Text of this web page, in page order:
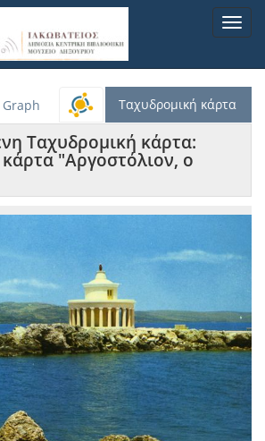
Graph Ταχυδρομική κάρτα
Ταχυδρομική κάρτα:
"Αργοστόλιον, ο